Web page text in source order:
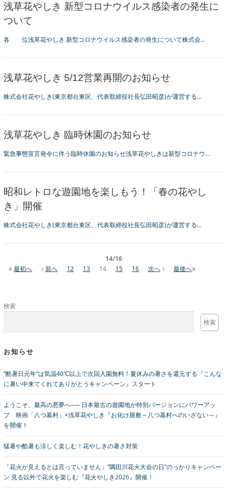
浅草花やしき 新型コロナウイルス感染者の発生に
ついて
各 位浅草花やしき 新型コロナウイルス感染者の発生について株式会...
浅草花やしき 5/12営業再開のお知らせ
株式会社花やしき(東京都台東区、代表取締役社長弘田昭彦)が運営する...
浅草花やしき 臨時休園のお知らせ
緊急事態宣言発令に伴う臨時休園のお知らせ浅草花やしきは新型コロナウ...
昭和レトロな遊園地を楽しもう！「春の花やし
き」開催
株式会社花やしき(東京都台東区、代表取締役社長弘田昭彦)が運営する...
14/16
最初へ
前へ 12 13 14 15 16 次へ 最後へ
検索
検索
お知らせ
“酷暑日元年“は気温40℃以上で次回入園無料！夏休みの暑さを還元する『こんな
に暑い中来てくれてありがとうキャンペーン』スタート
ようこそ、最高の悪夢へ── 日本最古の遊園地が特別バージョンにパワーアッ
プ 映画「八つ墓村」×浅草花やしき『お化け屋敷～八つ墓村へのいざない～』
を開催！
猛暑や酷暑も涼しく楽しむ！花やしきの暑さ対策
「花火が見えるとは言っていません」”隅田川花火大会の日”のっかりキャンペー
ン 見る以外で花火を楽しむ『花火やしき2026』開催！